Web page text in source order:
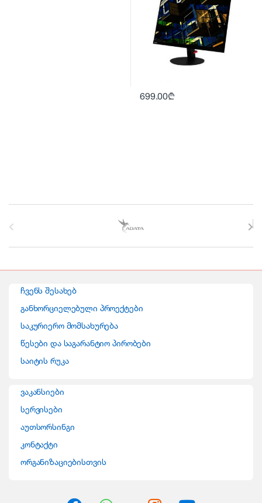
699.00₾
ჩვენს შესახებ
განხორციელებული პროექტები
საკურიერო მომსახურება
წესები და საგარანტიო პირობები
საიტის რუკა
ვაკანსიები
სერვისები
აუთსორსინგი
კონტაქტი
ორგანიზაციებისთვის